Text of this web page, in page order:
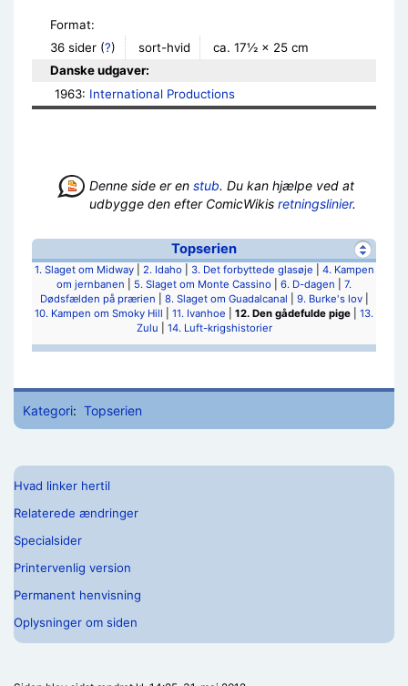
Format:
36 sider (?) sort-hvid
ca. 17½ × 25 cm
Danske udgaver:
1963: International Productions
Denne side er en stub. Du kan hjælpe ved at
udbygge den efter ComicWikis retningslinier.
Topserien
1. Slaget om Midway| 2. Idaho| 3. Det forbyttede glasøje
4. Kampen
om jernbanen
5. Slaget om Monte Cassino 6. D-dagen
7.
Dødsfælden på prærien
8. Slaget om Guadalcanal 9. Burke's lov|
10. Kampen om Smoky Hill
11. Ivanhoe 12. Den gådefulde pige
13.
Zulu
14. Luft-krigshistorier
Kategori: Topserien
Hvad linker hertil
Relaterede ændringer
Specialsider
Printervenlig version
Permanent henvisning
Oplysninger om siden